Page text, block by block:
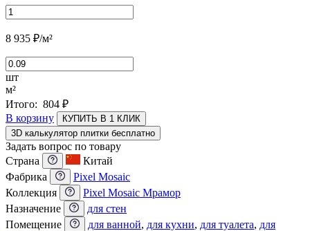
8 935 ₽/м²
шт
м²
Итого: 804 ₽
В корзину
КУПИТЬ В 1 КЛИК
3D калькулятор плитки бесплатно
Задать вопрос по товару
Страна
Китай
Фабрика
Pixel Mosaic
Коллекция
Pixel Mosaic Мрамор
Назначение
для стен
Помещение
для ванной, для кухни, для туалета, для